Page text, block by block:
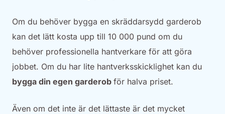
Om du behöver bygga en skräddarsydd garderob
kan det lätt kosta upp till 10 000 pund om du
behöver professionella hantverkare för att göra
jobbet. Om du har lite hantverksskicklighet kan du
bygga din egen garderob för halva priset.
Även om det inte är det lättaste är det mycket